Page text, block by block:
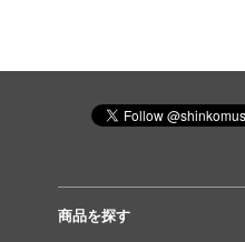
商品を探す